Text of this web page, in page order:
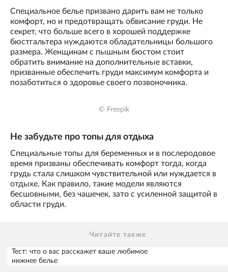
Специальное белье призвано дарить вам не только
комфорт, но и предотвращать обвисание груди. Не
секрет, что больше всего в хорошей поддержке
бюстгальтера нуждаются обладательницы большого
размера. Женщинам с пышным бюстом стоит
обратить внимание на дополнительные вставки,
призванные обеспечить груди максимум комфорта и
позаботиться о здоровье своего позвоночника.
© Freepik
Не забудьте про топы для отдыха
Специальные топы для беременных и в послеродовое
время призваны обеспечивать комфорт тогда, когда
грудь стала слишком чувствительной или нуждается в
отдыхе. Как правило, такие модели являются
бесшовными, без чашечек, зато с усиленной защитой в
области груди.
Читайте также
Тест: что о вас расскажет ваше любимое
нижнее белье